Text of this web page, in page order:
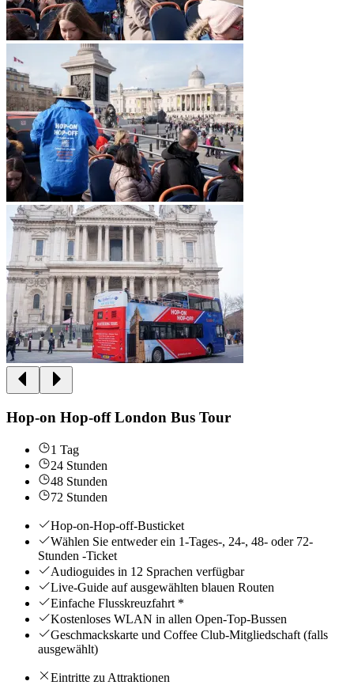
Hop-on Hop-off London Bus Tour
1 Tag
24 Stunden
48 Stunden
72 Stunden
Hop-on-Hop-off-Busticket
Wählen Sie entweder ein 1-Tages-, 24-, 48- oder 72-
Stunden -Ticket
Audioguides in 12 Sprachen verfügbar
Live-Guide auf ausgewählten blauen Routen
Einfache Flusskreuzfahrt *
Kostenloses WLAN in allen Open-Top-Bussen
Geschmackskarte und Coffee Club-Mitgliedschaft (falls
ausgewählt)
Eintritte zu Attraktionen